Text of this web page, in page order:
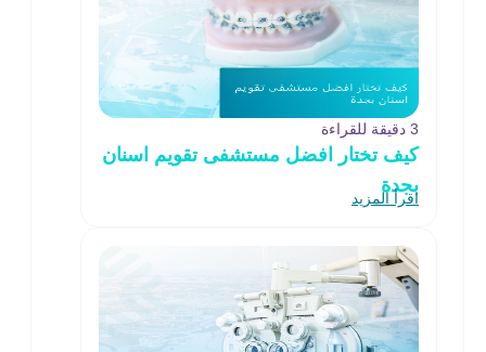
3 دقيقة للقراءة
كيف تختار افضل مستشفى تقويم اسنان
بجدة
اقرأ المزيد